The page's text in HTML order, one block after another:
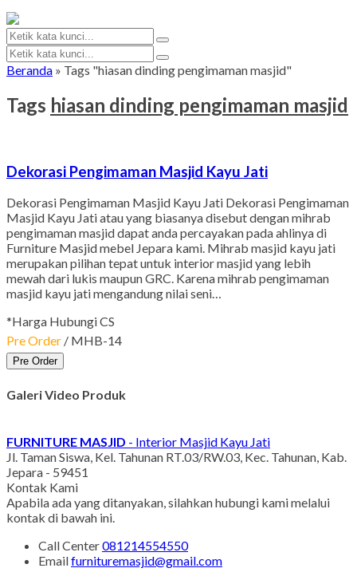
Beranda » Tags "hiasan dinding pengimaman masjid"
Tags hiasan dinding pengimaman masjid
Dekorasi Pengimaman Masjid Kayu Jati
Dekorasi Pengimaman Masjid Kayu Jati Dekorasi Pengimaman
Masjid Kayu Jati atau yang biasanya disebut dengan mihrab
pengimaman masjid dapat anda percayakan pada ahlinya di
Furniture Masjid mebel Jepara kami. Mihrab masjid kayu jati
merupakan pilihan tepat untuk interior masjid yang lebih
mewah dari lukis maupun GRC. Karena mihrab pengimaman
masjid kayu jati mengandung nilai seni…
*Harga Hubungi CS
Pre Order / MHB-14
Pre Order
Galeri Video Produk
FURNITURE MASJID - Interior Masjid Kayu Jati
Jl. Taman Siswa, Kel. Tahunan RT.03/RW.03, Kec. Tahunan, Kab.
Jepara - 59451
Kontak Kami
Apabila ada yang ditanyakan, silahkan hubungi kami melalui
kontak di bawah ini.
Call Center081214554550
Emailfurnituremasjid@gmail.com